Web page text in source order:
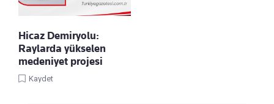
Hicaz Demiryolu:
Raylarda yükselen
medeniyet projesi
Kaydet